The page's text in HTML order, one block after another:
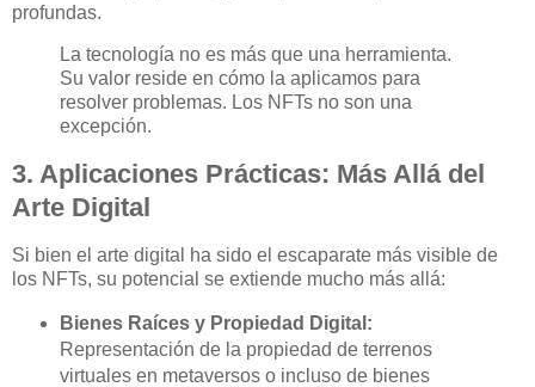
profundas.
La tecnología no es más que una herramienta.
Su valor reside en cómo la aplicamos para
resolver problemas. Los NFTs no son una
excepción.
3. Aplicaciones Prácticas: Más Allá del
Arte Digital
Si bien el arte digital ha sido el escaparate más visible de
los NFTs, su potencial se extiende mucho más allá:
Bienes Raíces y Propiedad Digital:
Representación de la propiedad de terrenos
virtuales en metaversos o incluso de bienes